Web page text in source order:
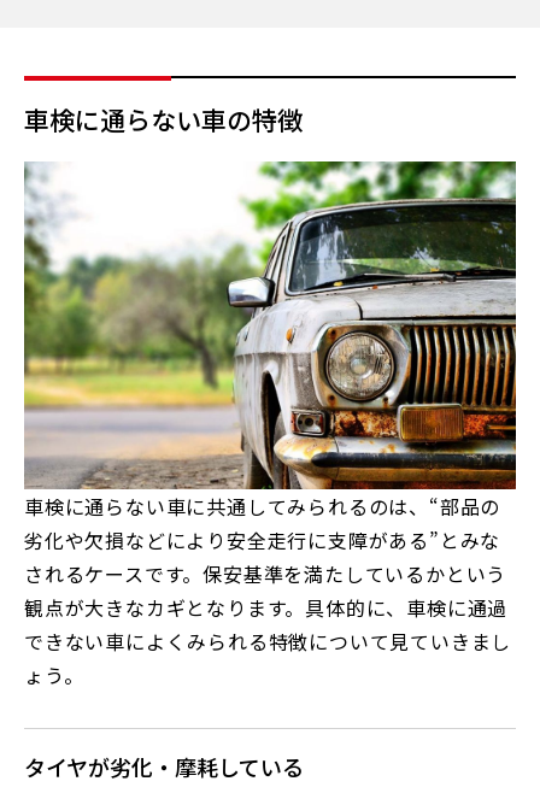
車検に通らない車の特徴
車検に通らない車に共通してみられるのは、“部品の
劣化や欠損などにより安全走行に支障がある”とみな
されるケースです。保安基準を満たしているかという
観点が大きなカギとなります。具体的に、車検に通過
できない車によくみられる特徴について見ていきまし
ょう。
タイヤが劣化・摩耗している